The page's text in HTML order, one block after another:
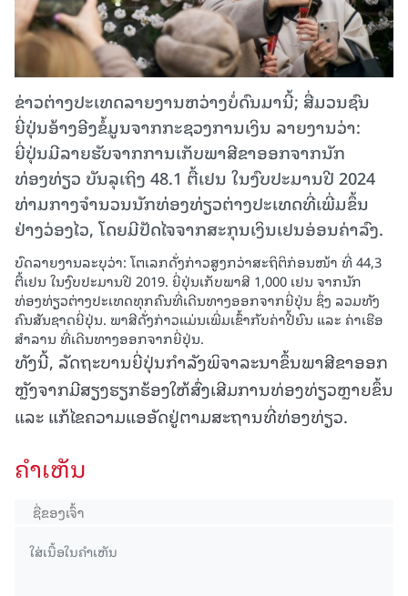
ຂ່າວຕ່າງປະເທດລາຍງານຫວ່າງບໍ່ດົນມານີ້; ສື່ມວນຊົນ
ຍີ່ປຸ່ນອ້າງອີງຂໍ້ມູນຈາກກະຊວງການເງິນ ລາຍງານວ່າ:
ຍີ່ປຸ່ນມີລາຍຮັບຈາກການເກັບພາສີຂາອອກຈາກນັກ
ທ່ອງທ່ຽວ ບັນລຸເຖິງ 48.1 ຕື້ເຢນ ໃນງົບປະມານປີ 2024
ທ່າມກາງຈຳນວນນັກທ່ອງທ່ຽວຕ່າງປະເທດທີ່ເພີ່ມຂຶ້ນ
ຢ່າງວ່ອງໄວ, ໂດຍມີປັດໄຈຈາກສະກຸນເງິນເຢນອ່ອນຄ່າລົງ.
ບົດລາຍງານລະບຸວ່າ: ໂຕເລກດັ່ງກ່າວສູງກວ່າສະຖິຕິກ່ອນໜ້າ ທີ່ 44,3
ຕື້ເຢນ ໃນງົບປະມານປີ 2019. ຍີ່ປຸ່ນເກັບພາສີ 1,000 ເຢນ ຈາກນັກ
ທ່ອງທ່ຽວຕ່າງປະເທດທຸກຄົນທີ່ເດີນທາງອອກຈາກຍີ່ປຸ່ນ ຊຶ່ງ ລວມທັງ
ຄົນສັນຊາດຍີ່ປຸ່ນ. ພາສີດັ່ງກ່າວແມ່ນເພີ່ມເຂົ້າກັບຄ່າປີ້ຍົນ ແລະ ຄ່າເຮືອ
ສຳລານ ທີ່ເດີນທາງອອກຈາກຍີ່ປຸ່ນ.
ທັງນີ້, ລັດຖະບານຍີ່ປຸ່ນກໍາລັງພິຈາລະນາຂຶ້ນພາສີຂາອອກ
ຫຼັງຈາກມີສຽງຮຽກຮ້ອງໃຫ້ສົ່ງເສີມການທ່ອງທ່ຽວຫຼາຍຂຶ້ນ
ແລະ ແກ້ໄຂຄວາມແອອັດຢູ່ຕາມສະຖານທີ່ທ່ອງທ່ຽວ.
ຄໍາເຫັນ